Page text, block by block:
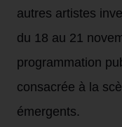
autres artistes
du 18 au 21
programmation
consacrée à la
émergents.